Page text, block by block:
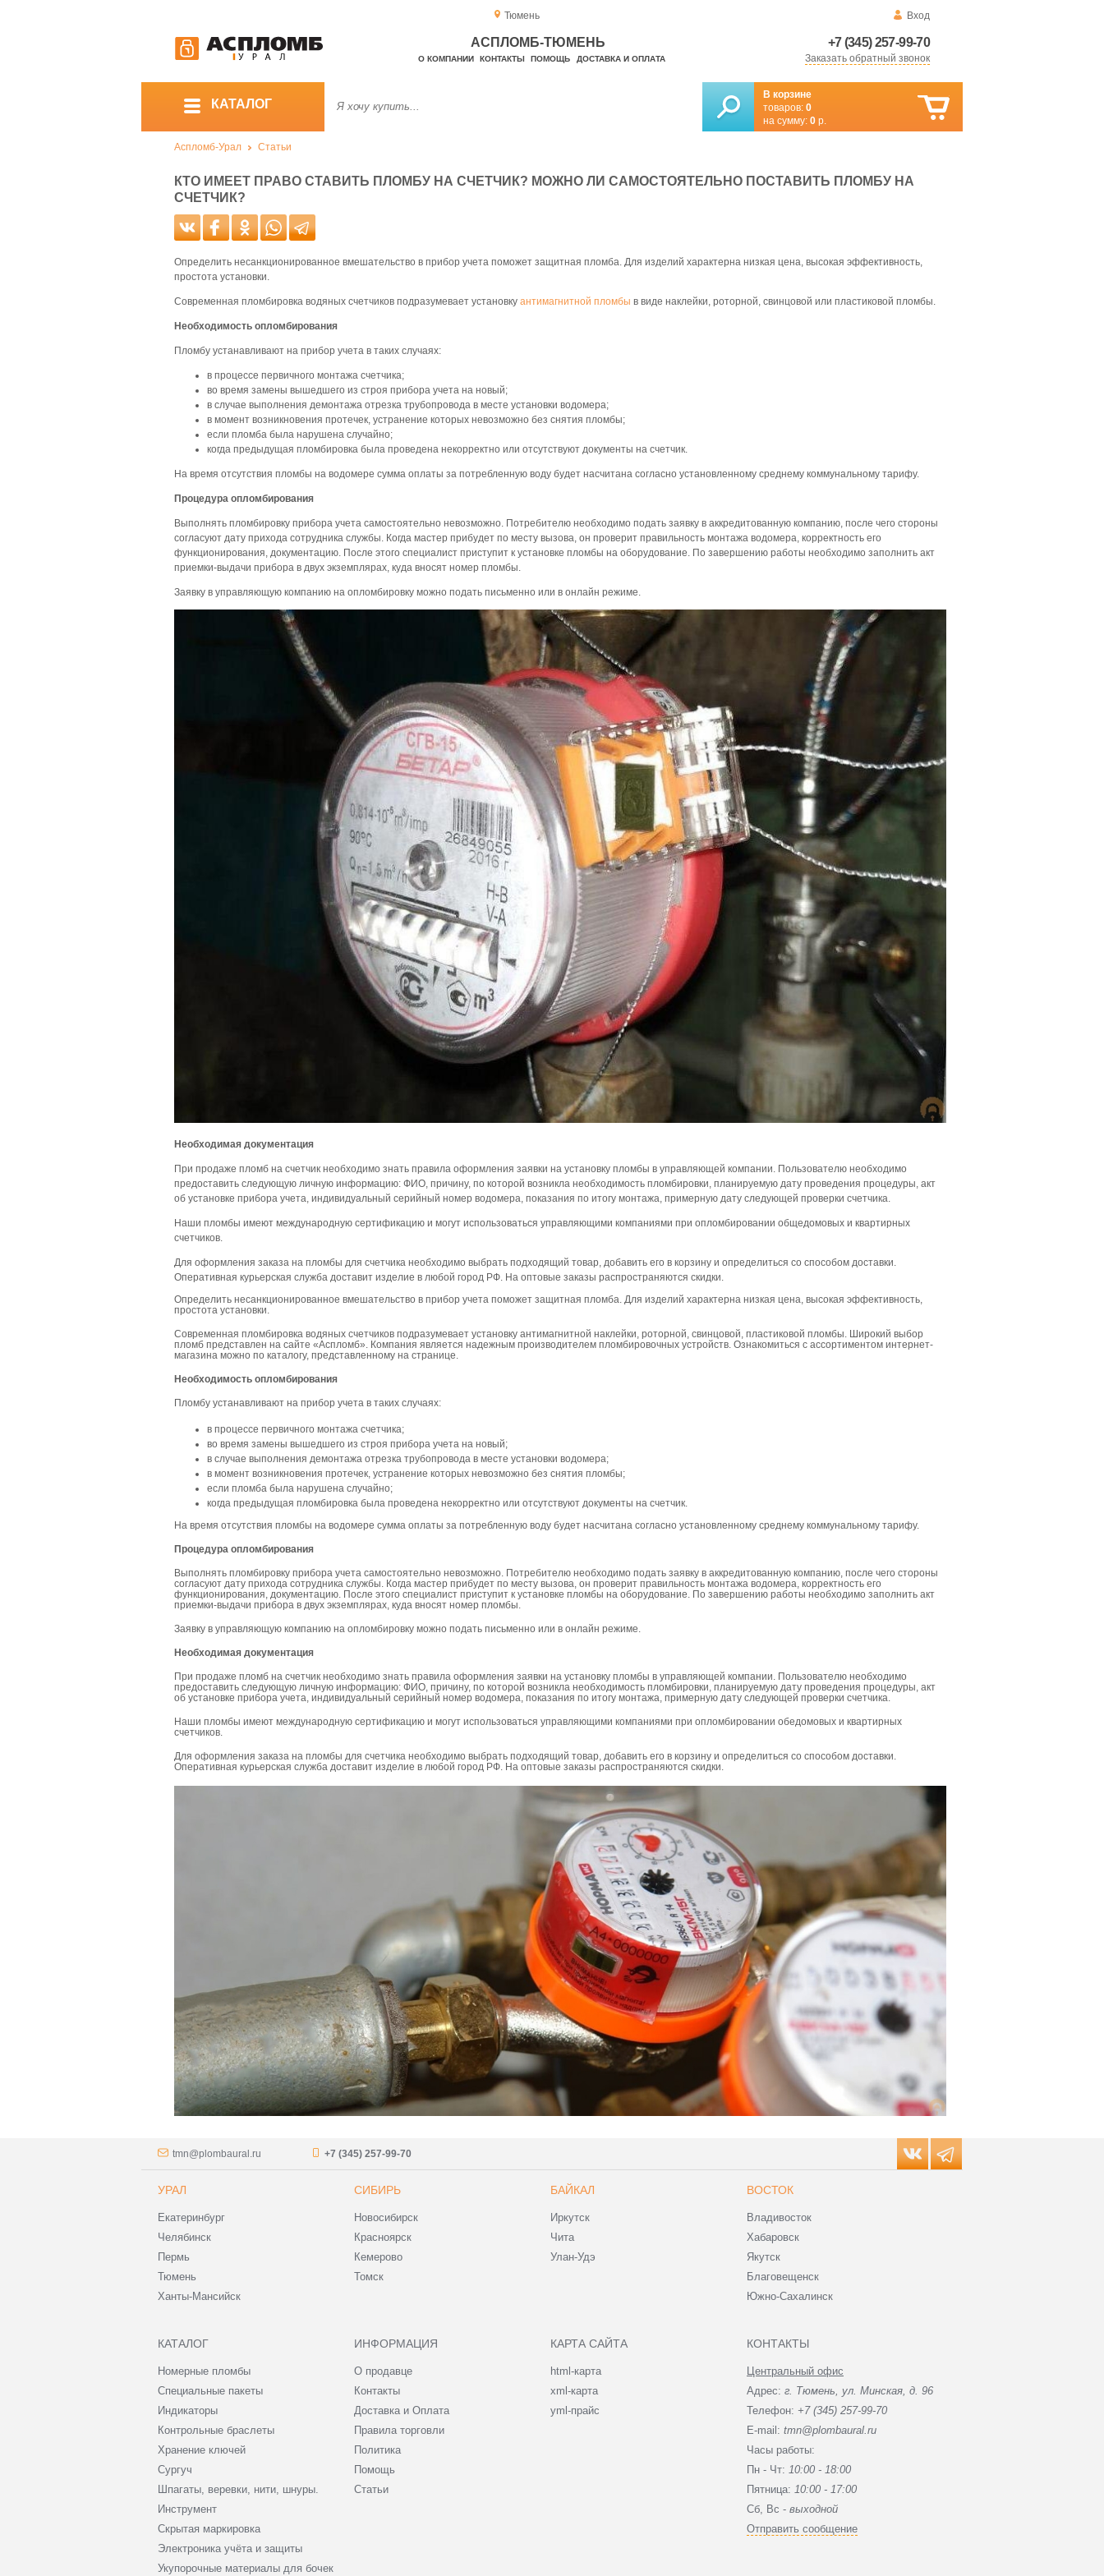
Тюмень Вход
+7 (345) 257-99-70
Заказать обратный звонок
АСПЛОМБ-ТЮМЕНЬ
О КОМПАНИИ КОНТАКТЫ ПОМОЩЬ ДОСТАВКА И ОПЛАТА
КАТАЛОГ
В корзине
товаров: 0
на сумму: 0 р.
Аспломб-Урал Статьи
КТО ИМЕЕТ ПРАВО СТАВИТЬ ПЛОМБУ НА СЧЕТЧИК? МОЖНО ЛИ САМОСТОЯТЕЛЬНО ПОСТАВИТЬ ПЛОМБУ НА
СЧЕТЧИК?
Определить несанкционированное вмешательство в прибор учета поможет защитная пломба. Для изделий характерна низкая цена, высокая эффективность,
простота установки.
Современная пломбировка водяных счетчиков подразумевает установку антимагнитной пломбы в виде наклейки, роторной, свинцовой или пластиковой пломбы.
Необходимость опломбирования
Пломбу устанавливают на прибор учета в таких случаях:
в процессе первичного монтажа счетчика;
во время замены вышедшего из строя прибора учета на новый;
в случае выполнения демонтажа отрезка трубопровода в месте установки водомера;
в момент возникновения протечек, устранение которых невозможно без снятия пломбы;
если пломба была нарушена случайно;
когда предыдущая пломбировка была проведена некорректно или отсутствуют документы на счетчик.
На время отсутствия пломбы на водомере сумма оплаты за потребленную воду будет насчитана согласно установленному среднему коммунальному тарифу.
Процедура опломбирования
Выполнять пломбировку прибора учета самостоятельно невозможно. Потребителю необходимо подать заявку в аккредитованную компанию, после чего стороны
согласуют дату прихода сотрудника службы. Когда мастер прибудет по месту вызова, он проверит правильность монтажа водомера, корректность его
функционирования, документацию. После этого специалист приступит к установке пломбы на оборудование. По завершению работы необходимо заполнить акт
приемки-выдачи прибора в двух экземплярах, куда вносят номер пломбы.
Заявку в управляющую компанию на опломбировку можно подать письменно или в онлайн режиме.
Необходимая документация
При продаже пломб на счетчик необходимо знать правила оформления заявки на установку пломбы в управляющей компании. Пользователю необходимо
предоставить следующую личную информацию: ФИО, причину, по которой возникла необходимость пломбировки, планируемую дату проведения процедуры, акт
об установке прибора учета, индивидуальный серийный номер водомера, показания по итогу монтажа, примерную дату следующей проверки счетчика.
Наши пломбы имеют международную сертификацию и могут использоваться управляющими компаниями при опломбировании общедомовых и квартирных
счетчиков.
Для оформления заказа на пломбы для счетчика необходимо выбрать подходящий товар, добавить его в корзину и определиться со способом доставки.
Оперативная курьерская служба доставит изделие в любой город РФ. На оптовые заказы распространяются скидки.
Определить несанкционированное вмешательство в прибор учета поможет защитная пломба. Для изделий характерна низкая цена, высокая эффективность,
простота установки.
Современная пломбировка водяных счетчиков подразумевает установку антимагнитной наклейки, роторной, свинцовой, пластиковой пломбы. Широкий выбор
пломб представлен на сайте «Аспломб». Компания является надежным производителем пломбировочных устройств. Ознакомиться с ассортиментом интернет-
магазина можно по каталогу, представленному на странице.
Необходимость опломбирования
Пломбу устанавливают на прибор учета в таких случаях:
в процессе первичного монтажа счетчика;
во время замены вышедшего из строя прибора учета на новый;
в случае выполнения демонтажа отрезка трубопровода в месте установки водомера;
в момент возникновения протечек, устранение которых невозможно без снятия пломбы;
если пломба была нарушена случайно;
когда предыдущая пломбировка была проведена некорректно или отсутствуют документы на счетчик.
На время отсутствия пломбы на водомере сумма оплаты за потребленную воду будет насчитана согласно установленному среднему коммунальному тарифу.
Процедура опломбирования
Выполнять пломбировку прибора учета самостоятельно невозможно. Потребителю необходимо подать заявку в аккредитованную компанию, после чего стороны
согласуют дату прихода сотрудника службы. Когда мастер прибудет по месту вызова, он проверит правильность монтажа водомера, корректность его
функционирования, документацию. После этого специалист приступит к установке пломбы на оборудование. По завершению работы необходимо заполнить акт
приемки-выдачи прибора в двух экземплярах, куда вносят номер пломбы.
Заявку в управляющую компанию на опломбировку можно подать письменно или в онлайн режиме.
Необходимая документация
При продаже пломб на счетчик необходимо знать правила оформления заявки на установку пломбы в управляющей компании. Пользователю необходимо
предоставить следующую личную информацию: ФИО, причину, по которой возникла необходимость пломбировки, планируемую дату проведения процедуры, акт
об установке прибора учета, индивидуальный серийный номер водомера, показания по итогу монтажа, примерную дату следующей проверки счетчика.
Наши пломбы имеют международную сертификацию и могут использоваться управляющими компаниями при опломбировании обедомовых и квартирных
счетчиков.
Для оформления заказа на пломбы для счетчика необходимо выбрать подходящий товар, добавить его в корзину и определиться со способом доставки.
Оперативная курьерская служба доставит изделие в любой город РФ. На оптовые заказы распространяются скидки.
tmn@plombaural.ru +7 (345) 257-99-70
УРАЛ
Екатеринбург
Челябинск
Пермь
Тюмень
Ханты-Мансийск
СИБИРЬ
Новосибирск
Красноярск
Кемерово
Томск
БАЙКАЛ
Иркутск
Чита
Улан-Удэ
ВОСТОК
Владивосток
Хабаровск
Якутск
Благовещенск
Южно-Сахалинск
КАТАЛОГ
Номерные пломбы
Специальные пакеты
Индикаторы
Контрольные браслеты
Хранение ключей
Сургуч
Шпагаты, веревки, нити, шнуры.
Инструмент
Скрытая маркировка
Электроника учёта и защиты
Укупорочные материалы для бочек
ИНФОРМАЦИЯ
О продавце
Контакты
Доставка и Оплата
Правила торговли
Политика
Помощь
Статьи
КАРТА САЙТА
html-карта
xml-карта
yml-прайс
КОНТАКТЫ
Центральный офис
Адрес: г. Тюмень, ул. Минская, д. 96
Телефон: +7 (345) 257-99-70
E-mail: tmn@plombaural.ru
Часы работы:
Пн - Чт: 10:00 - 18:00
Пятница: 10:00 - 17:00
Сб, Вc - выходной
Отправить сообщение